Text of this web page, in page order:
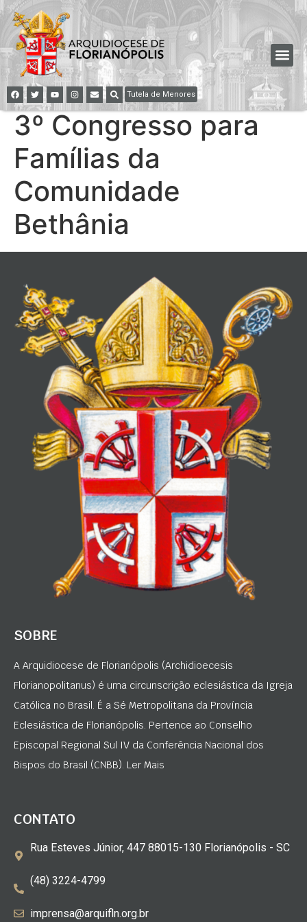
Tutela de Menores
3º Congresso para
Famílias da
Comunidade
Bethânia
SOBRE
A Arquidiocese de Florianópolis (Archidioecesis
Florianopolitanus) é uma circunscrição eclesiástica da Igreja
Católica no Brasil. É a Sé Metropolitana da Província
Eclesiástica de Florianópolis. Pertence ao Conselho
Episcopal Regional Sul IV da Conferência Nacional dos
Bispos do Brasil (CNBB). Ler Mais
CONTATO
Rua Esteves Júnior, 447 88015-130 Florianópolis - SC
(48) 3224-4799
imprensa@arquifln.org.br